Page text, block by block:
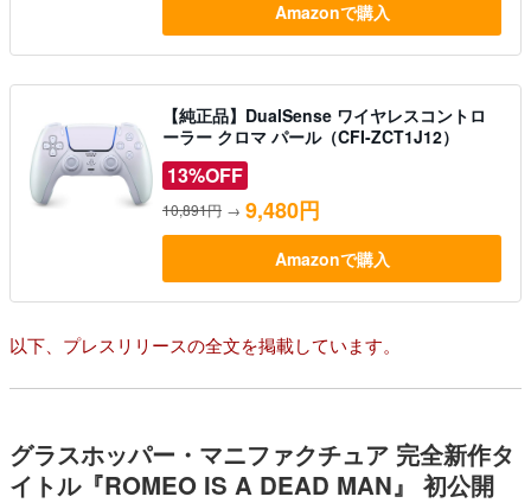
Amazonで購入
【純正品】DualSense ワイヤレスコントロ
ーラー クロマ パール（CFI-ZCT1J12）
13%OFF
10,891円 → 9,480円
Amazonで購入
以下、プレスリリースの全文を掲載しています。
グラスホッパー・マニファクチュア 完全新作タ
イトル『ROMEO IS A DEAD MAN』 初公開